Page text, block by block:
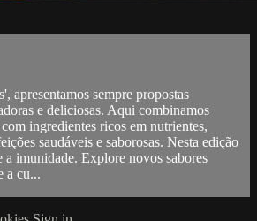
apresentamos sempre propostas
e deliciosas. Aqui combinamos
ingredientes ricos em nutrientes,
saudáveis e saborosas. Nesta edição
a imunidade. Explore novos sabores
a cu...